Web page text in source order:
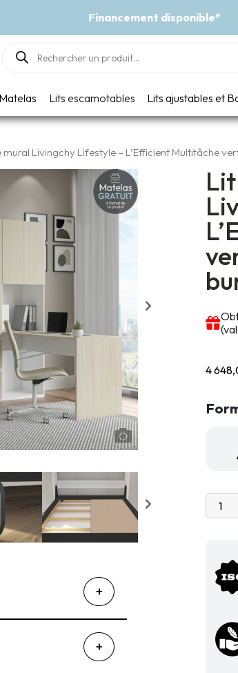
Événement - Un vent de
Products
search
Matelas Lits escamotables Lits ajustables et
Livingchy Lifestyle – L’Efficient Multitâche
4
de